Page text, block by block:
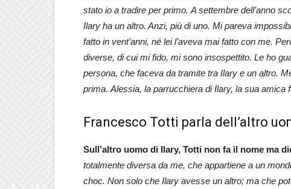
stato io a tradire per primo. A settembre dell’anno
Ilary ha un altro. Anzi, più di uno. Mi pareva
fatto in vent’anni, né lei l’aveva mai fatto con me.
diverse, di cui mi fido, mi sono insospettito. Le ho
persona, che faceva da tramite tra Ilary e un altro.
prima. Alessia, la parrucchiera di Ilary, la sua amica
Francesco Totti parla dell’altro
Sull’altro uomo di Ilary, Totti non fa il nome ma
totalmente diversa da me, che appartiene a un
choc. Non solo che Ilary avesse un altro; ma che